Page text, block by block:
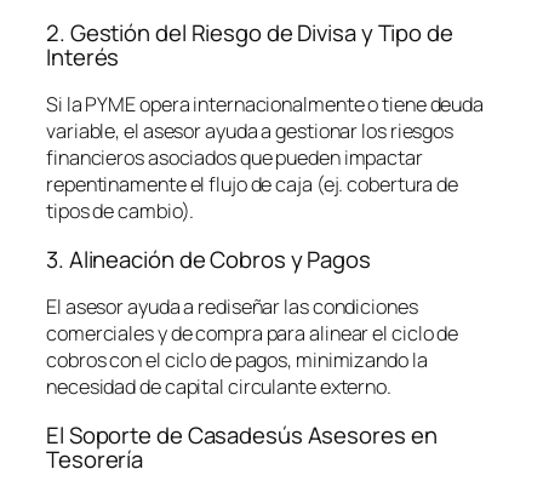
2. Gestión del Riesgo de Divisa y Tipo de
Interés
Si la PYME opera internacionalmente o tiene deuda
variable, el asesor ayuda a gestionar los riesgos
financieros asociados que pueden impactar
repentinamente el flujo de caja (ej. cobertura de
tipos de cambio).
3. Alineación de Cobros y Pagos
El asesor ayuda a rediseñar las condiciones
comerciales y de compra para alinear el ciclo de
cobros con el ciclo de pagos, minimizando la
necesidad de capital circulante externo.
El Soporte de Casadesús Asesores en
Tesorería